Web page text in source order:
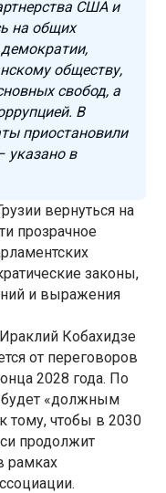
США и
на общих
обществу,
свобод, а
В
приостановили
указано в
вернуться на
прозрачное
законы,
и выражения
Кобахидзе
от переговоров
2028 года. По
будет «должным
тому, чтобы в 2030
продолжит
рамках